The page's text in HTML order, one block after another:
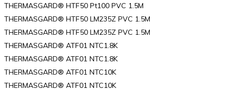
THERMASGARD® HTF50 Pt100 PVC 1.5M
THERMASGARD® HTF50 LM235Z PVC 1.5M
THERMASGARD® HTF50 LM235Z PVC 1.5M
THERMASGARD® ATF01 NTC1.8K
THERMASGARD® ATF01 NTC1.8K
THERMASGARD® ATF01 NTC10K
THERMASGARD® ATF01 NTC10K